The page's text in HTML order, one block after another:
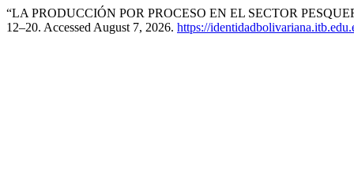
“LA PRODUCCIÓN POR PROCESO EN EL SECTOR
12–20. Accessed August 7, 2026. https://